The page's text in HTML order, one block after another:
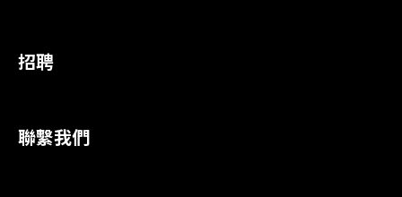
招聘
聯繫我們